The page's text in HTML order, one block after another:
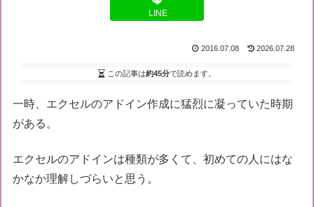
LINE
2016.07.08 2026.07.28
この記事は約45分で読めます。
一時、エクセルのアドイン作成に猛烈に凝っていた時期
がある。
エクセルのアドインは種類が多くて、初めての人にはな
かなか理解しづらいと思う。